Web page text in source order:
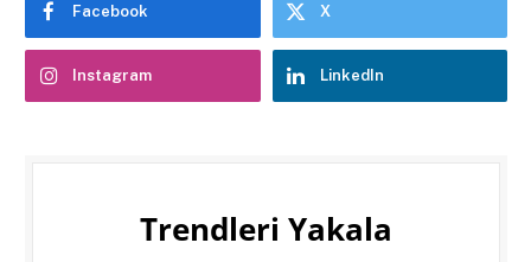
Facebook X
Instagram LinkedIn
Trendleri Yakala